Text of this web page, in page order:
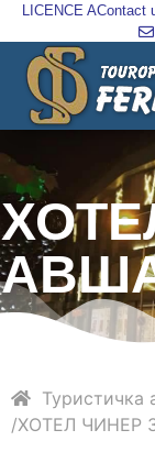
LICENCE AContact
Туристичка
ХОТЕЛ ЧИНЕР